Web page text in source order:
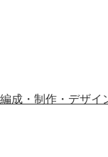
成・制作・デザイ